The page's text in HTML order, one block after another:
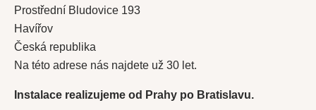
Prostřední Bludovice 193
Havířov
Česká republika
Na této adrese nás najdete už 30 let.
Instalace realizujeme od Prahy po Bratislavu.